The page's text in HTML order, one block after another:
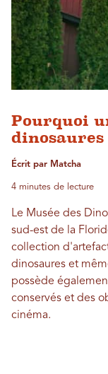
Pourquoi
Écrit par Matcha
4 minutes de lecture
Le Musée des
sud-est de la
collection
dinosaures et
possède
conservés et des
cinéma.